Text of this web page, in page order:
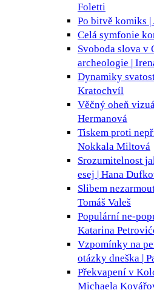
Foletti
Po bitvě komiks |
Celá symfonie
Svoboda slova v
archeologie |
Dynamiky
Kratochvíl
Věčný oheň
Hermanová
Tiskem proti
Nokkala Miltová
Srozumitelnost
esej | Hana
Slibem
Tomáš Valeš
Populární ne-
Katarina
Vzpomínky na
otázky dneška |
Překvapení v
Michaela